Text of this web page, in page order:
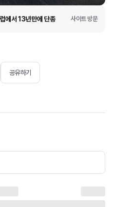
에서 13년만에 단종 사이트 방문
공유하기